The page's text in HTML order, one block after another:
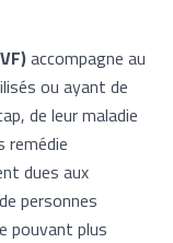
accompagne au
ou ayant de
de leur maladie
remédie
dues aux
personnes
pouvant plus